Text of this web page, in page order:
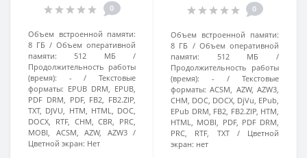
0
Объем встроенной памяти:
8 ГБ
Объем оперативной
памяти:
512 МБ
Продолжительность работы
(время):
-
Текстовые
форматы: EPUB DRM, EPUB,
PDF DRM, PDF, FB2, FB2.ZIP,
TXT, DJVU, HTM, HTML, DOC,
DOCX, RTF, CHM, CBR, PRC,
MOBI, ACSM, AZW, AZW3
Цветной экран: Нет
0
Объем встроенной памяти:
8 ГБ
Объем оперативной
памяти:
512 МБ
Продолжительность работы
(время):
-
Текстовые
форматы: ACSM, AZW, AZW3,
CHM, DOC, DOCX, DjVu, EPub,
EPub DRM, FB2, FB2.ZIP, HTM,
HTML, MOBI, PDF, PDF DRM,
PRC, RTF, TXT
Цветной
экран: нет